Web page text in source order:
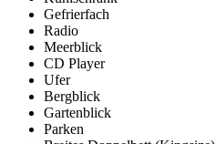
Gefrierfach
Radio
Meerblick
CD Player
Ufer
Bergblick
Gartenblick
Parken